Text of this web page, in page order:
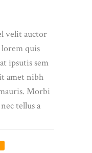
velit auctor
quis
ipsutis sem
amet nibh
Morbi
tellus a